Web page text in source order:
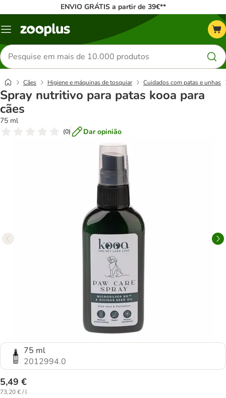
ENVIO GRÁTIS a partir de 39€**
Menu
Pesquisar
produtos
Cães Higiene e máquinas de tosquiar Cuidados com patas e unhas
Spray nutritivo para patas kooa para
cães
75 ml
(0) Dar opinião
75 ml
2012994.0
5,49 €
73,20 € / l